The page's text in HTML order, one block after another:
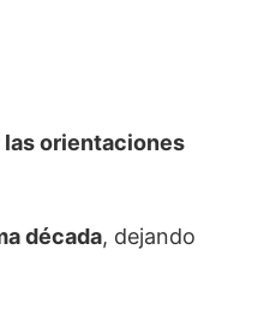
las orientaciones
década, dejando